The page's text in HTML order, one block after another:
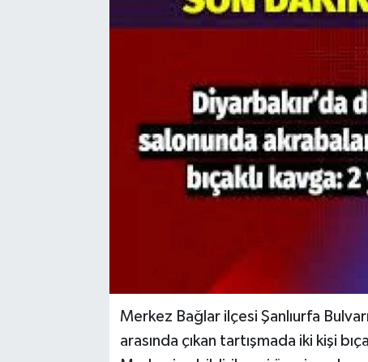
Merkez Bağlar ilçesi Şanlıurfa
arasında çıkan tartışmada iki kişi